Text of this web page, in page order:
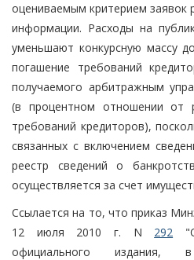
оцениваемым критерием заявок
информации. Расходы на
уменьшают конкурсную массу
погашение требований
получаемого арбитражным
(в процентном отношении от
требований кредиторов),
связанных с включением
реестр сведений о
осуществляется за счет
Ссылается на то, что приказ
12 июля 2010 г. N 292
официального издания,